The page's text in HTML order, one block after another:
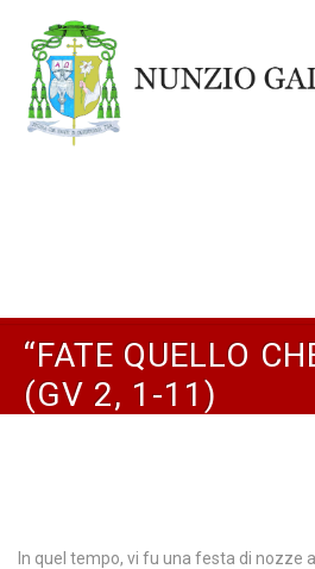
“FATE QUELLO
(GV 2, 1-11)
In quel tempo, vi fu una festa di nozze a